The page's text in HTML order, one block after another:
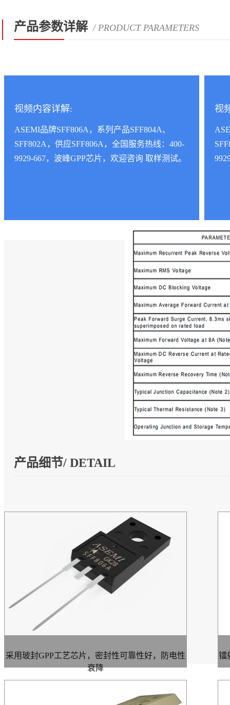
产品参数详解 / PRODUCT PARAMETERS
视频内容详解:
ASEMI品牌SFF806A，系列产品SFF804A、
SFF802A，供应SFF806A，全国服务热线：400-
9929-667，波峰GPP芯片，欢迎咨询 取样测试。
视
产品细节/ DETAIL
采用玻封GPP工艺芯片，密封性可靠性好，防电性
衰降
镭